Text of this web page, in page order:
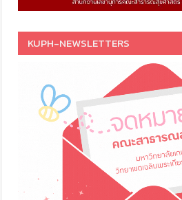
KUPH-NEWSLETTERS